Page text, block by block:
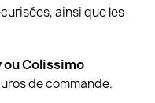
ainsi que les
Colissimo
de commande.